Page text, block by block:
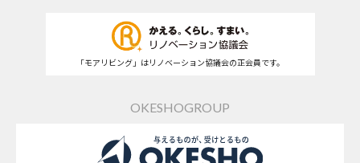
「モアリビング」はリノベーション協議会の正会員です。
OKESHOGROUP